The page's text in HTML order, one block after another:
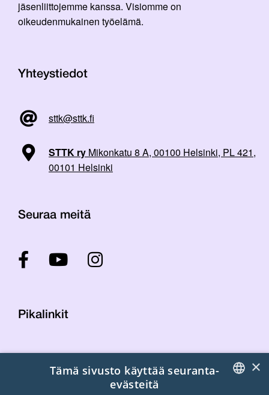
jäsenliittojemme kanssa. Visiomme on
oikeudenmukainen työelämä.
Yhteystiedot
sttk@sttk.fi
STTK ry Mikonkatu 8 A, 00100 Helsinki, PL 421,
00101 Helsinki
Seuraa meitä
Pikalinkit
Laskutustiedot
×
Tämä sivusto käyttää seuranta-
evästeitä